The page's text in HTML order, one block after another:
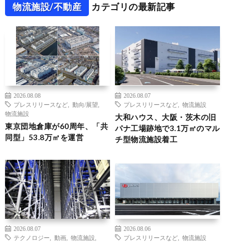
物流施設/不動産 カテゴリの最新記事
2026.08.08
プレスリリースなど
動向/展望
物流施設
東京団地倉庫が60周年、「共
同型」53.8万㎡を運営
2026.08.07
プレスリリースなど
物流施設
大和ハウス、大阪・茨木の旧
パナ工場跡地で3.1万㎡のマル
チ型物流施設着工
2026.08.07
テクノロジー
動画 物流施設
2026.08.06
プレスリリースなど
物流施設